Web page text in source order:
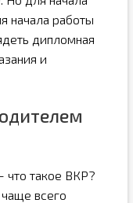
начала работы
дипломная
и
что такое ВКР?
всего